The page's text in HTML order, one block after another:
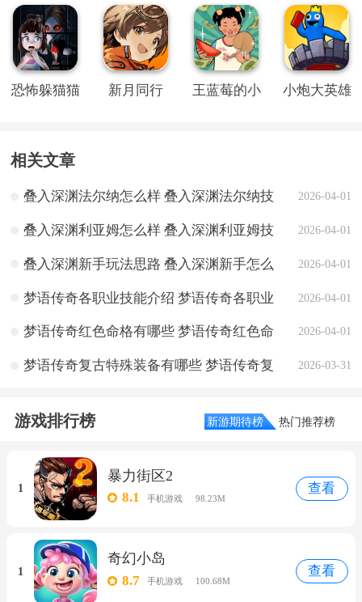
器MOD版
恐怖躲猫猫
新月同行
王蓝莓的小
小炮大英雄
相关文章
叠入深渊法尔纳怎么样 叠入深渊法尔纳技
能介绍
2026-04-01
叠入深渊利亚姆怎么样 叠入深渊利亚姆技
能介绍
2026-04-01
叠入深渊新手玩法思路 叠入深渊新手怎么
2026-04-01
梦语传奇各职业技能介绍 梦语传奇各职业
技能学习需求
2026-04-01
梦语传奇红色命格有哪些 梦语传奇红色命
格效果介绍
2026-04-01
梦语传奇复古特殊装备有哪些 梦语传奇复
2026-03-31
游戏排行榜 新游期待榜 热门推荐榜
1
暴力街区2
8.1 手机游戏 98.23M
查看
1
奇幻小岛
8.7 手机游戏 100.68M
查看